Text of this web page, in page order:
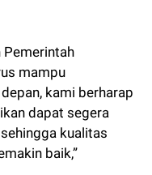
Pemerintah
mampu
kami berharap
dapat segera
kualitas
baik,”